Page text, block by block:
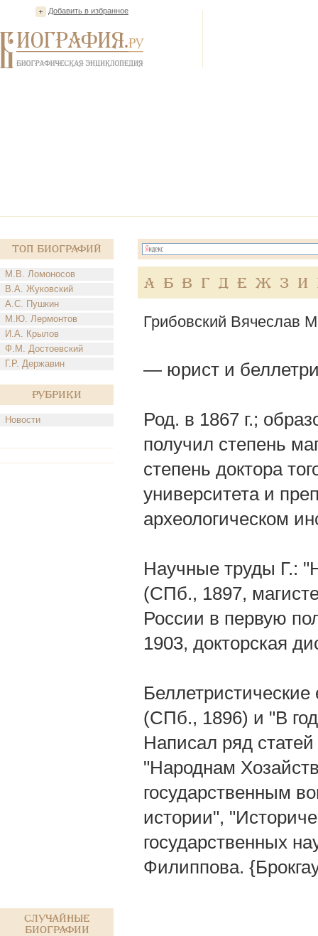
Добавить в избранное
Топ Биографий
М.В. Ломоносов
В.А. Жуковский
А.С. Пушкин
М.Ю. Лермонтов
И.А. Крылов
Ф.М. Достоевский
Г.Р. Державин
Рубрики
Новости
Случайные
биографии
А Б В Г Д Е Ж З И
Грибовский Вячеслав
— юрист и
Род. в 1867 г.;
получил степень
степень доктора
университета и
археологическом
Научные труды Г.:
(СПб., 1897,
России в первую
1903, докторская
(CПб., 1896) и "В
Написал ряд
"Народнам
государственным
истории",
государственных
Филиппова.